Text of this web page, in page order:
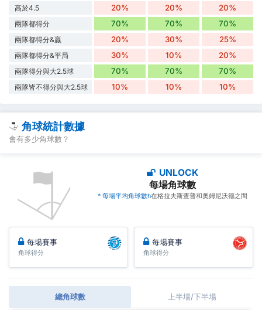
高於4.5 20% 20% 20%
兩隊都得分 70% 70% 70%
兩隊都得分&贏 20% 30% 25%
兩隊都得分&平局 30% 10% 20%
兩隊得分與大2.5球 70% 70% 70%
兩隊皆不得分與大2.5球 10% 10% 10%
角球統計數據
會有多少角球數？
UNLOCK
每場角球數
* 每場平均角球數h在格拉夫斯查普和奧姆尼沃德之間
每場賽事
角球得分
每場賽事
角球得分
總角球數 上半場/下半場